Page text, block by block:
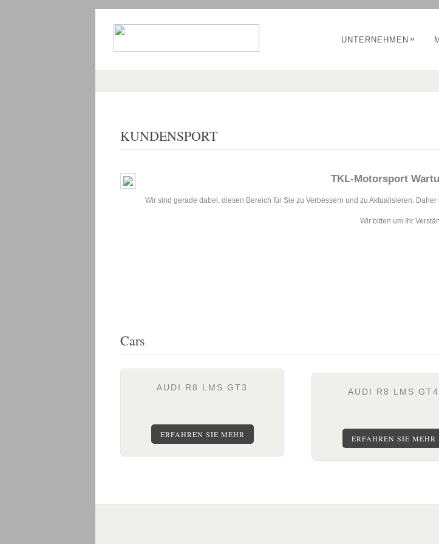
UNTERNEHMEN »
KUNDENSPORT
TKL-Motorsport
Wir sind gerade dabei, diesen Bereich für Sie zu Verbessern und zu Aktualisieren.
Wir bitten um Ihr
Cars
AUDI R8 LMS GT3
ERFAHREN SIE MEHR
AUDI R8 LMS GT4
ERFAHREN SIE MEHR